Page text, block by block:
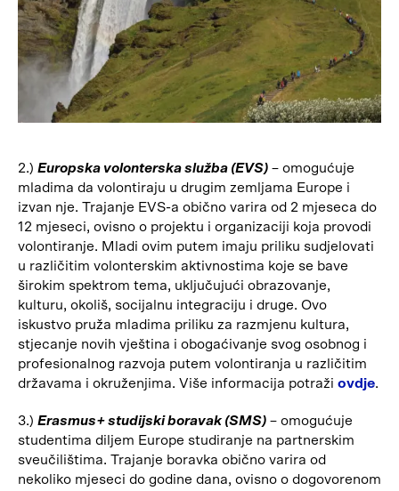
2.) Europska volonterska služba (EVS) – omogućuje
mladima da volontiraju u drugim zemljama Europe i
izvan nje. Trajanje EVS-a obično varira od 2 mjeseca do
12 mjeseci, ovisno o projektu i organizaciji koja provodi
volontiranje. Mladi ovim putem imaju priliku sudjelovati
u različitim volonterskim aktivnostima koje se bave
širokim spektrom tema, uključujući obrazovanje,
kulturu, okoliš, socijalnu integraciju i druge. Ovo
iskustvo pruža mladima priliku za razmjenu kultura,
stjecanje novih vještina i obogaćivanje svog osobnog i
profesionalnog razvoja putem volontiranja u različitim
državama i okruženjima. Više informacija potraži ovdje.
3.) Erasmus+ studijski boravak (SMS) – omogućuje
studentima diljem Europe studiranje na partnerskim
sveučilištima. Trajanje boravka obično varira od
nekoliko mjeseci do godine dana, ovisno o dogovorenom